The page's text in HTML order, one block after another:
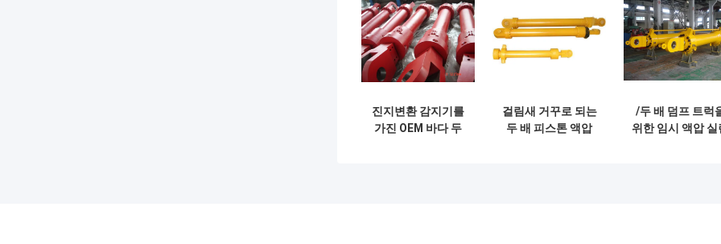
진지변환 감지기를
가진 OEM 바다 두
걸림새 거꾸로 되는
두 배 피스톤 액압
/두 배 덤프 트럭
위한 임시 액압 실